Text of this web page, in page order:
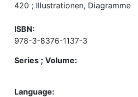
420 ; Illustrationen, Diagramme
ISBN:
978-3-8376-1137-3
Series ; Volume:
Language: